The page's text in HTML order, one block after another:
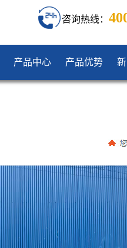
咨询热线：
产品中心 产品优势